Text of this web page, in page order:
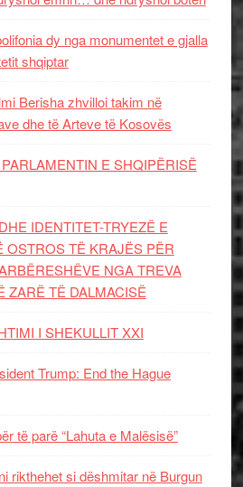
dy nga monumentet e gjalla
shqiptar
Berisha zhvilloi takim në
dhe të Arteve të Kosovës
E SHQIPËRISË
IDENTITET-TRYEZË E
OSTROS TË KRAJËS PËR
NGA TREVA
ZARË TË DALMACISË
I SHEKULLIT XXI
Trump: End the Hague
të parë “Lahuta e Malësisë”
rikthehet si dëshmitar në Burgun